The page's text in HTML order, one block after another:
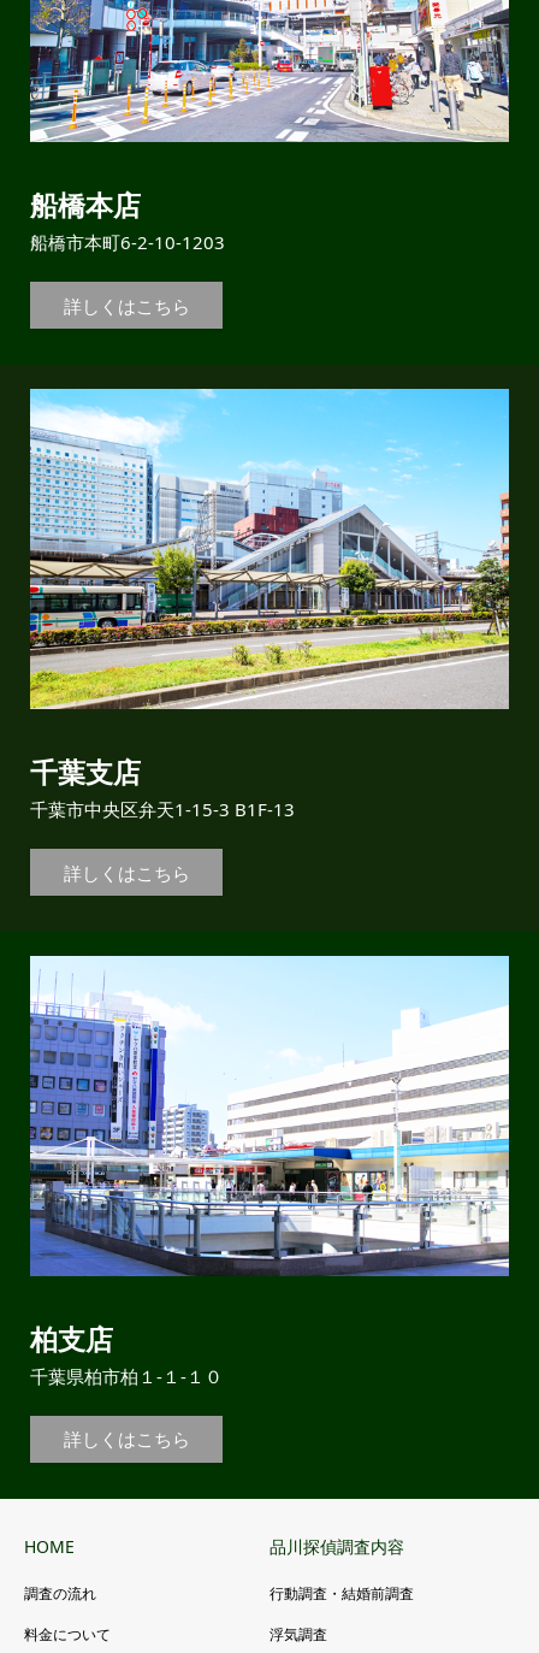
船橋本店
船橋市本町6-2-10-1203
詳しくはこちら
千葉支店
千葉市中央区弁天1-15-3 B1F-13
詳しくはこちら
柏支店
千葉県柏市柏１-１-１０
詳しくはこちら
HOME
調査の流れ
料金について
品川探偵調査内容
行動調査・結婚前調査
浮気調査